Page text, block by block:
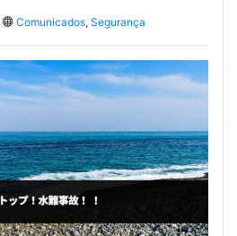
Comunicados, Segurança